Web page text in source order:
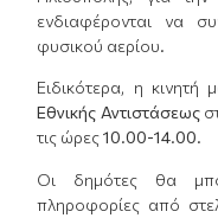
ενδιαφέρονται να
φυσικού αερίου.
Ειδικότερα, η κινητή
Εθνικής Αντιστάσεως
τις ώρες10.00-14.00.
Οι δημότες θα
πληροφορίες από